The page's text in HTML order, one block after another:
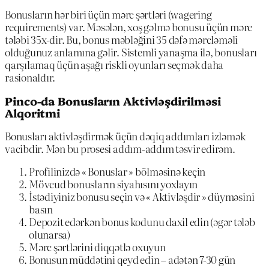
Bonusların hər biri üçün mərc şərtləri (wagering
requirements) var. Məsələn, xoş gəlmə bonusu üçün mərc
tələbi 35x-dir. Bu, bonus məbləğini 35 dəfə mərcləməli
olduğunuz anlamına gəlir. Sistemli yanaşma ilə, bonusları
qarşılamaq üçün aşağı riskli oyunları seçmək daha
rasionaldır.
Pinco-da Bonusların Aktivləşdirilməsi
Alqoritmi
Bonusları aktivləşdirmək üçün dəqiq addımları izləmək
vacibdir. Mən bu prosesi addım-addım təsvir edirəm.
Profilinizdə « Bonuslar » bölməsinə keçin
Mövcud bonusların siyahısını yoxlayın
İstədiyiniz bonusu seçin və « Aktivləşdir » düyməsini
basın
Depozit edərkən bonus kodunu daxil edin (əgər tələb
olunarsa)
Mərc şərtlərini diqqətlə oxuyun
Bonusun müddətini qeyd edin – adətən 7-30 gün